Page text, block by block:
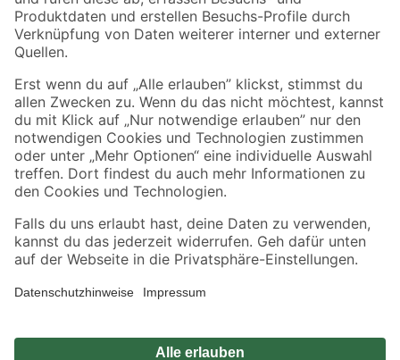
Sicher einkaufen
Jetzt die toom-App herunterladen
Alle Preisangaben in EUR inkl. gesetzl. MwSt.. Die dargestellten Angebote sind unter
Umständen nicht in allen Märkten verfügbar. Die angegebenen Verfügbarkeiten beziehen
Produkte nur solange der Vorrat reicht.
*Paketversand ab 59 € versandkostenfrei, gilt nicht für Artikel mit Speditionsversand, hier
Privatsphäre Impressum